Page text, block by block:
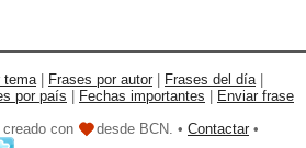
tema| Frases por autor Frases del día|
por país Fechas importantes
Enviar frase
con desde BCN. • Contactar •